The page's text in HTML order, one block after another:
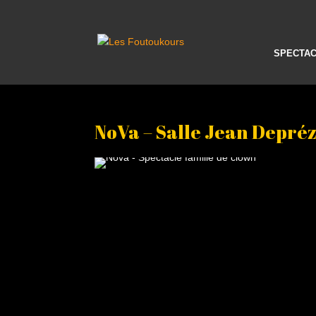
NoVa – Salle Jean Depréz